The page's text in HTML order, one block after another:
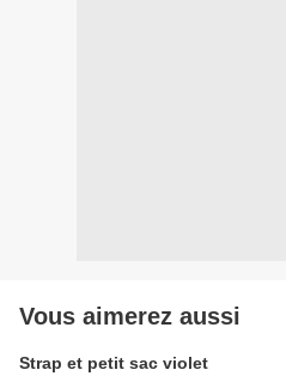
Vous aimerez aussi
Strap et petit sac violet